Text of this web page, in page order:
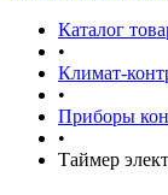
Каталог
•
Климат-
•
Приборы
•
Таймер